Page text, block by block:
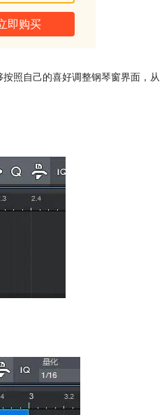
即购买
照自己的喜好调整钢琴窗界面，从